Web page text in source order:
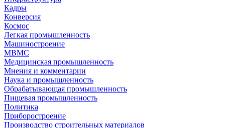
Кадры
Конверсия
Космос
Легкая промышленность
Машиностроение
МВМС
Медицинская промышленность
Мнения и комментарии
Наука и промышленность
Обрабатывающая промышленность
Пищевая промышленность
Политика
Приборостроение
Производство строительных материалов